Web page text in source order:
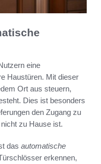
eine
Haustüren. Mit dieser
Ort aus steuern,
Dies ist besonders
den Zugang zu
zu Hause ist.
das automatische
erkennen,